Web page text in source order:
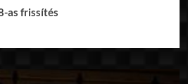
as frissítés